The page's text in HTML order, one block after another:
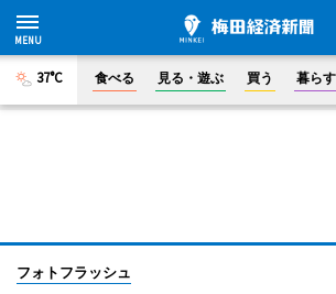
37°C 食べる 見る・遊ぶ 買う 暮ら
フォトフラッシュ